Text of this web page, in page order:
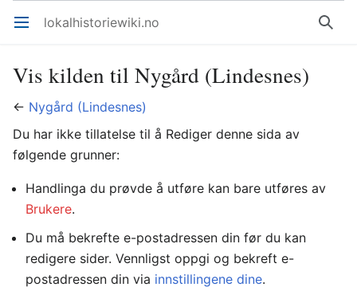
Åpne hovedmenyen lokalhistoriewiki.no Søk
Vis kilden til Nygård (Lindesnes)
← Nygård (Lindesnes)
Du har ikke tillatelse til å Rediger denne sida av
følgende grunner:
Handlinga du prøvde å utføre kan bare utføres av
Brukere.
Du må bekrefte e-postadressen din før du kan
redigere sider. Vennligst oppgi og bekreft e-
postadressen din via innstillingene dine.